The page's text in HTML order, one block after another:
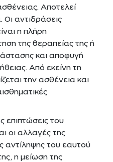
Αποτελεί
Οι αντιδράσεις
η πλήρη
της θεραπείας της ή
και αποφυγή
Από εκείνη τη
την ασθένεια και
επιπτώσεις του
οι αλλαγές της
αντίληψης του εαυτού
η μείωση της